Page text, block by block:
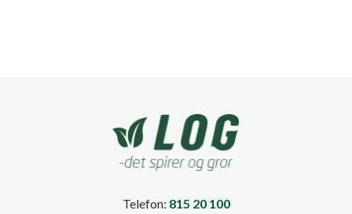
Telefon: 815 20 100